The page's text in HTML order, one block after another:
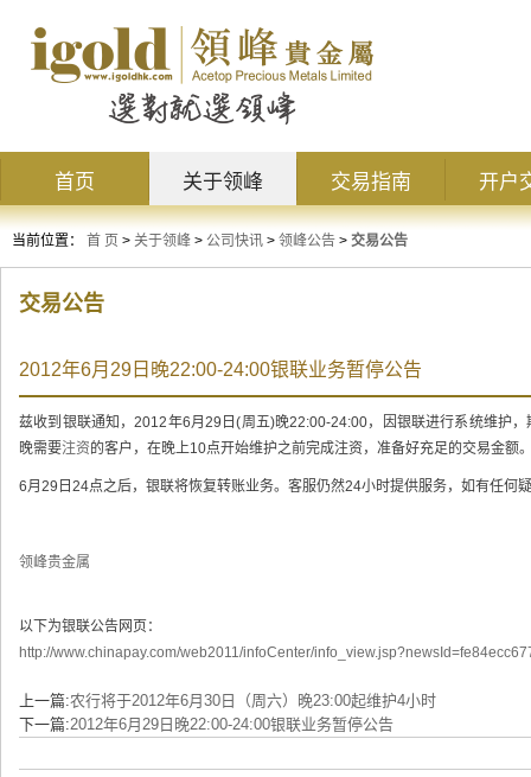
首页 关于领峰 交易指南 开户
当前位置： 首 页 > 关于领峰 > 公司快讯 > 领峰公告 > 交易公告
交易公告
2012年6月29日晚22:00-24:00银联业务暂停公告
兹收到银联通知，2012年6月29日(周五)晚22:00-24:00，因银联进行系统维护
晚需要注资的客户，在晚上10点开始维护之前完成注资，准备好充足的交易金额
6月29日24点之后，银联将恢复转账业务。客服仍然24小时提供服务，如有任何
领峰贵金属
以下为银联公告网页：
http://www.chinapay.com/web2011/infoCenter/
上一篇:农行将于2012年6月30日（周六）晚23:00起维护4小时
下一篇:2012年6月29日晚22:00-24:00银联业务暂停公告